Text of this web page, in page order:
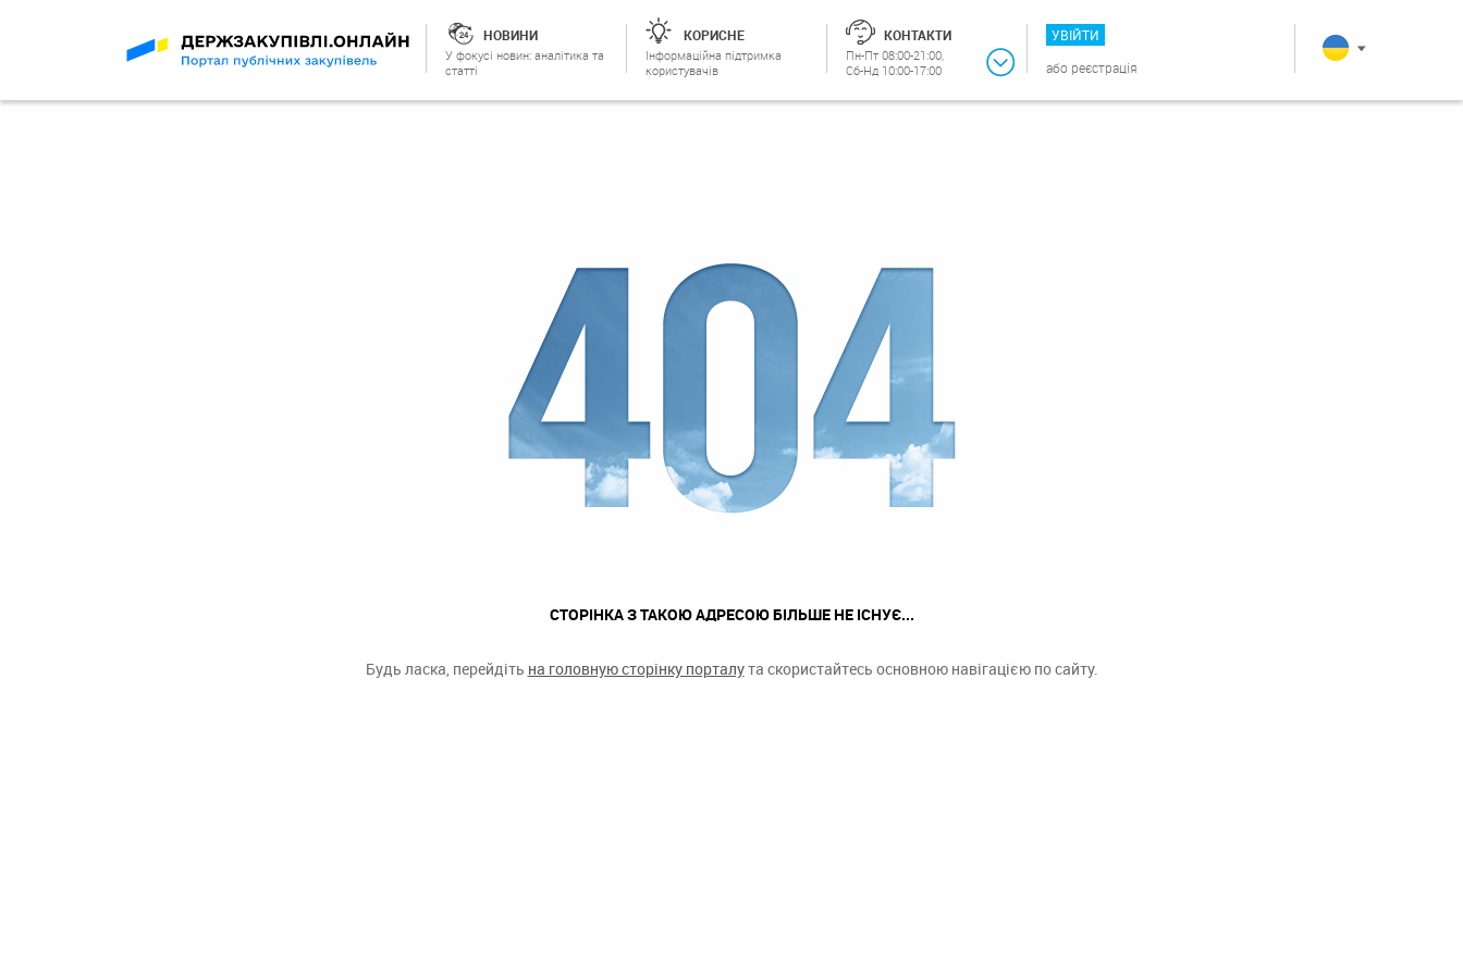
НОВИНИ
У фокусі новин: аналітика та
статті
КОРИСНЕ
Інформаційна підтримка
користувачів
КОНТАКТИ
Пн-Пт 08:00-21:00,
Сб-Нд 10:00-17:00
УВІЙТИ
або реєстрація
СТОРІНКА З ТАКОЮ АДРЕСОЮ БІЛЬШЕ НЕ ІСНУЄ...
Будь ласка, перейдіть на головную сторінку порталута скористайтесь основною навігацією по сайту.